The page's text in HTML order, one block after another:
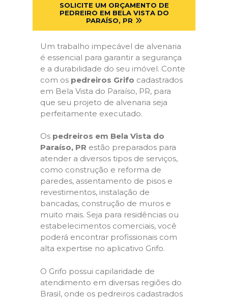
SOLICITE UM ORÇAMENTO DE
PEDREIRO EM BELA VISTA DO
PARAÍSO, PR
Um trabalho impecável de alvenaria
é essencial para garantir a segurança
e a durabilidade do seu imóvel. Conte
com os pedreiros Grifo cadastrados
em Bela Vista do Paraíso, PR, para
que seu projeto de alvenaria seja
perfeitamente executado.
Os pedreiros em Bela Vista do
Paraíso, PR estão preparados para
atender a diversos tipos de serviços,
como construção e reforma de
paredes, assentamento de pisos e
revestimentos, instalação de
bancadas, construção de muros e
muito mais. Seja para residências ou
estabelecimentos comerciais, você
poderá encontrar profissionais com
alta expertise no aplicativo Grifo.
O Grifo possui capilaridade de
atendimento em diversas regiões do
Brasil, onde os pedreiros cadastrados